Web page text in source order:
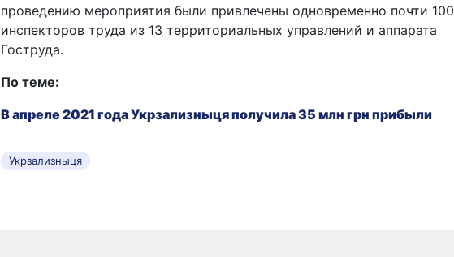
проведению мероприятия были привлечены одновременно почти 100
инспекторов труда из 13 территориальных управлений и аппарата
Гоструда.
По теме:
В апреле 2021 года Укрзализныця получила 35 млн грн прибыли
Укрзализныця